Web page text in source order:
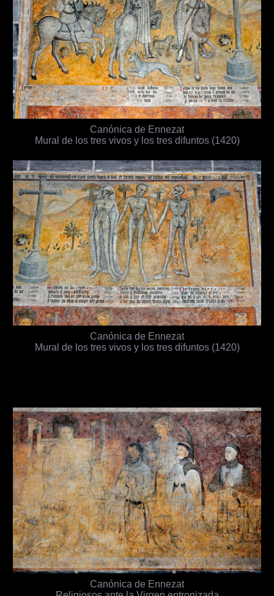
Canónica de Ennezat
Mural de los tres vivos y los tres difuntos (1420)
Canónica de Ennezat
Mural de los tres vivos y los tres difuntos (1420)
Canónica de Ennezat